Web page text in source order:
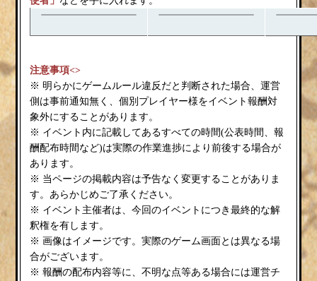
注意事項<>
※ 明らかにゲームルール違反だと判断された場合、運営
側は事前通知無く、個別プレイヤー様をイベント報酬対
象外にすることがあります。
※ イベント内に記載してあるすべての時間(公表時間、報
酬配布時間など)は実際の作業進捗により前後する場合が
あります。
※ 当ページの掲載内容は予告なく変更することがありま
す。あらかじめご了承ください。
※ イベント主催者は、今回のイベントにつき最終的な解
釈権を有します。
※ 画像はイメージです。実際のゲーム画面とは異なる場
合がございます。
※ 報酬の配布内容等に、不明な点等ある場合には運営チ